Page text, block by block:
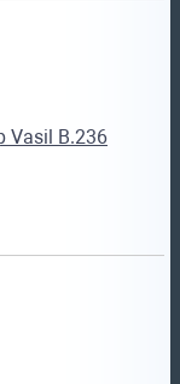
Vasil B.236